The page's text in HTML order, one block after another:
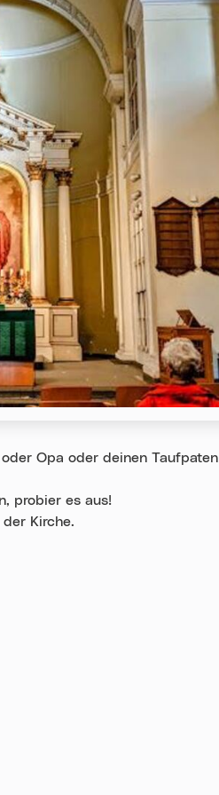
Opa oder deinen Taufpaten
probier es aus!
Kirche.